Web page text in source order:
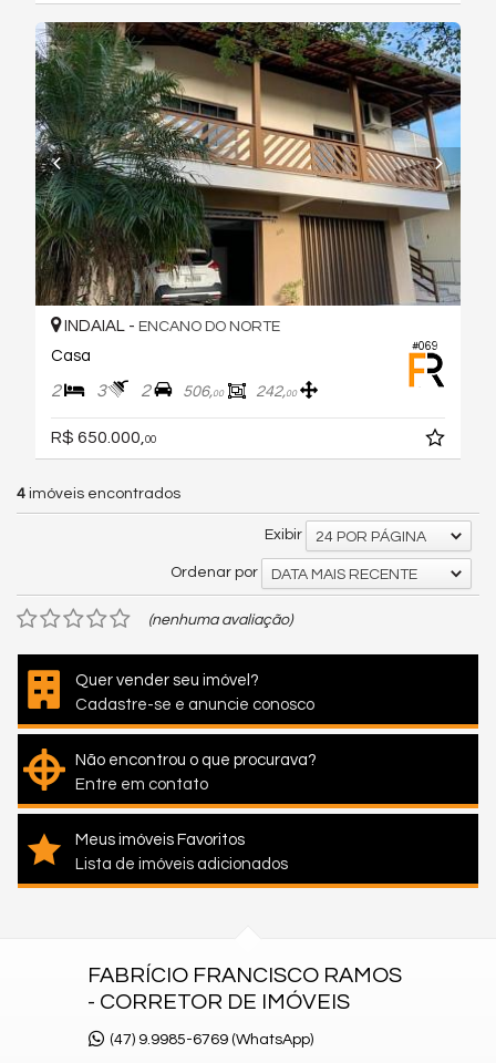
#069
INDAIAL - ENCANO DO NORTE
Casa
2 3 2 506,00 242,00
R$ 650.000,00
4 imóveis encontrados
Exibir 24 POR PÁGINA
Ordenar por DATA MAIS RECENTE
(nenhuma avaliação)
Quer vender seu imóvel?
Cadastre-se e anuncie conosco
Não encontrou o que procurava?
Entre em contato
Meus imóveis Favoritos
Lista de imóveis adicionados
FABRÍCIO FRANCISCO RAMOS
- CORRETOR DE IMÓVEIS
(47) 9.9985-6769 (WhatsApp)